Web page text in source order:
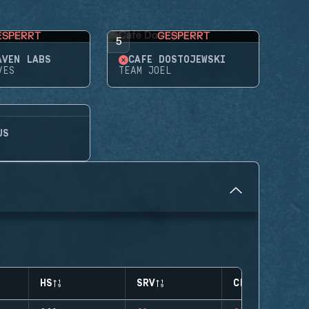
LABS
5 GESPERRT
CAFÉ DOSTOJEWSKI
TEAM JOEL
HS SRV CLUTCHES